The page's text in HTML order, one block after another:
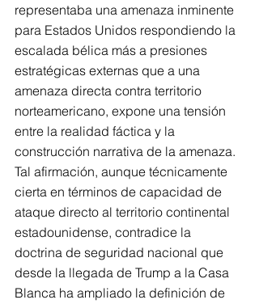
representaba una amenaza inminente
para Estados Unidos respondiendo la
escalada bélica más a presiones
estratégicas externas que a una
amenaza directa contra territorio
norteamericano, expone una tensión
entre la realidad fáctica y la
construcción narrativa de la amenaza.
Tal afirmación, aunque técnicamente
cierta en términos de capacidad de
ataque directo al territorio continental
estadounidense, contradice la
doctrina de seguridad nacional que
desde la llegada de Trump a la Casa
Blanca ha ampliado la definición de